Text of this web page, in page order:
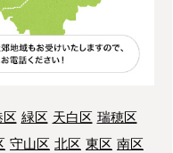
区 緑区 天白区 瑞穂区
守山区 北区 東区 南区